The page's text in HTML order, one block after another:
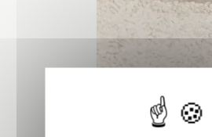
L’option lambrequin